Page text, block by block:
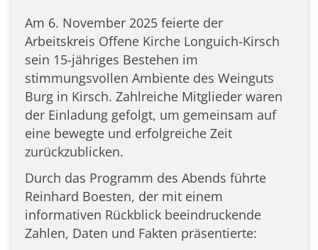
Am 6. November 2025 feierte der
Arbeitskreis Offene Kirche Longuich-Kirsch
sein 15-jähriges Bestehen im
stimmungsvollen Ambiente des Weinguts
Burg in Kirsch. Zahlreiche Mitglieder waren
der Einladung gefolgt, um gemeinsam auf
eine bewegte und erfolgreiche Zeit
zurückzublicken.
Durch das Programm des Abends führte
Reinhard Boesten, der mit einem
informativen Rückblick beeindruckende
Zahlen, Daten und Fakten präsentierte: